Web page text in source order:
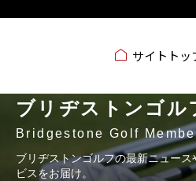
サイトトッ
ブリヂストンゴル
Bridgestone Golf
ブリヂストンゴルフの最新ニュー
ビスをお届け。